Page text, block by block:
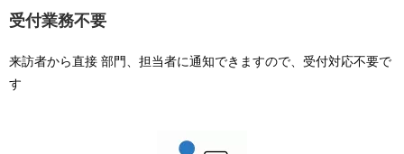
受付業務不要
来訪者から直接 部門、担当者に通知できますので、受付対応不要で
す